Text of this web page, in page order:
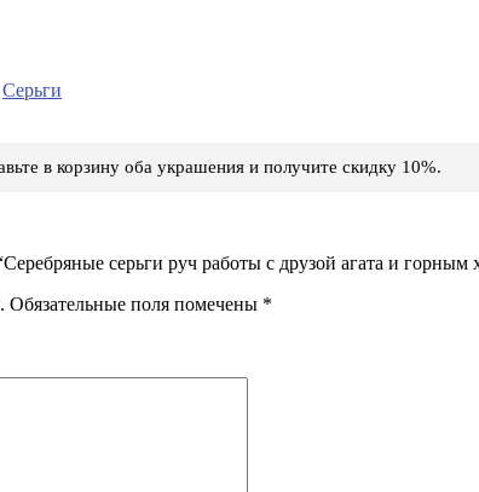
Серьги
в корзину оба украшения и получите скидку 10%.
серьги руч работы с друзой агата и
Обязательные поля помечены *